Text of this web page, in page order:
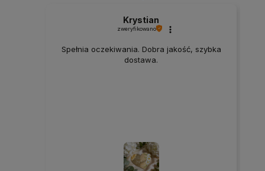
Krystian
zweryfikowano
Spełnia oczekiwania. Dobra jakość, szybka
dostawa.